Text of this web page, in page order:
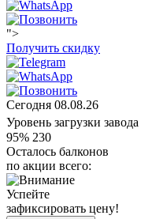
">
Получить скидку
Сегодня 08.08.26
Уровень загрузки завода
95% 230
Осталось балконов
по акции всего:
Успейте
зафиксировать цену!